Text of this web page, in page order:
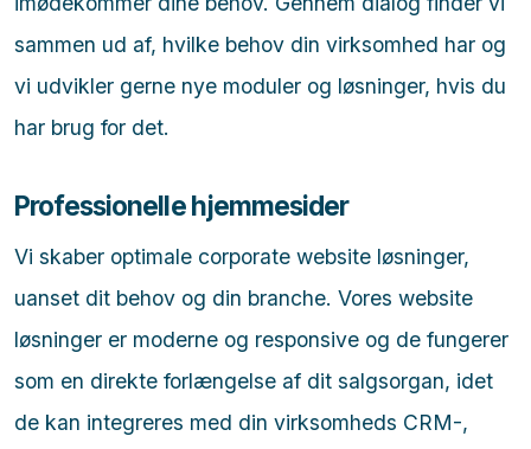
sammen ud af, hvilke behov din virksomhed har og
vi udvikler gerne nye moduler og løsninger, hvis du
har brug for det.
Professionelle hjemmesider
Vi skaber optimale corporate website løsninger,
uanset dit behov og din branche. Vores website
løsninger er moderne og responsive og de fungerer
som en direkte forlængelse af dit salgsorgan, idet
de kan integreres med din virksomheds CRM-,